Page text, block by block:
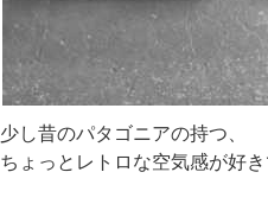
少し昔のパタゴニアの持つ、
ちょっとレトロな空気感が好